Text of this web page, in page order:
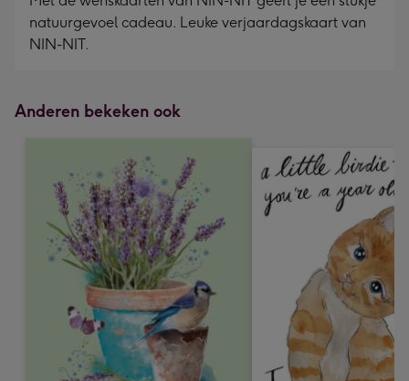
natuurgevoel cadeau. Leuke verjaardagskaart van
NIN-NIT.
Anderen bekeken ook